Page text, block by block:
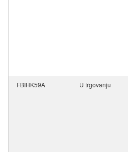
FBIHK59A U trgovanju